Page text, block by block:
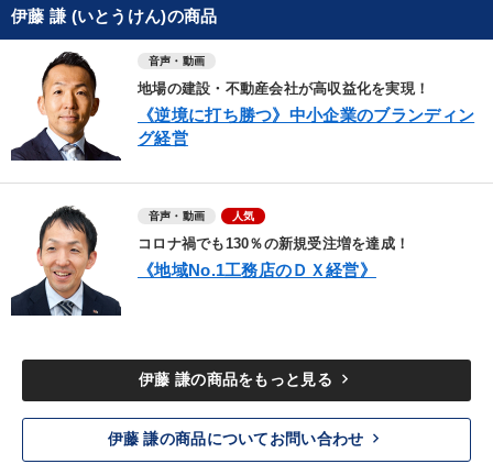
伊藤 謙 (いとうけん)の商品
音声・動画
地場の建設・不動産会社が高収益化を実現！
《逆境に打ち勝つ》中小企業のブランディン
グ経営
音声・動画 人気
コロナ禍でも130％の新規受注増を達成！
《地域No.1工務店のＤＸ経営》
伊藤 謙の商品をもっと見る keyboard_arrow_right
伊藤 謙の商品についてお問い合わせ keyboard_arrow_right